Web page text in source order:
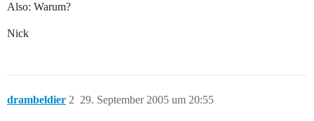
Also: Warum?
Nick
drambeldier 29. September 2005 um 20:55
2